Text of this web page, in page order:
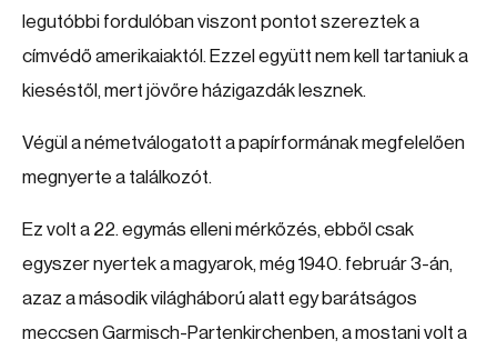
legutóbbi fordulóban viszont pontot szereztek a
címvédő amerikaiaktól. Ezzel együtt nem kell tartaniuk a
kieséstől, mert jövőre házigazdák lesznek.
Végül a németválogatott a papírformának megfelelően
megnyerte a találkozót.
Ez volt a 22. egymás elleni mérkőzés, ebből csak
egyszer nyertek a magyarok, még 1940. február 3-án,
azaz a második világháború alatt egy barátságos
meccsen Garmisch-Partenkirchenben, a mostani volt a